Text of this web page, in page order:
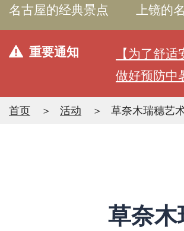
名古屋的经典景点 上镜的
重要通知
【为了舒
做好预防中
首页 活动 草奈木瑞穗艺
草奈